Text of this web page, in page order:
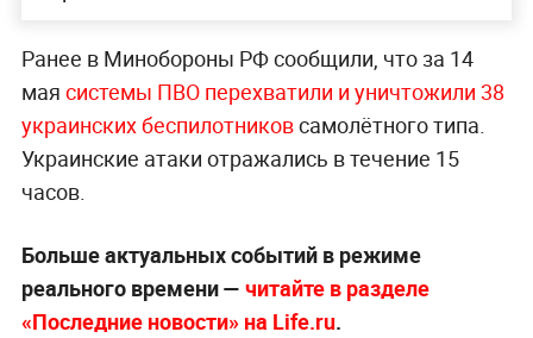
Ранее в Минобороны РФ сообщили, что за 14
мая системы ПВО перехватили и уничтожили 38
украинских беспилотниковсамолётного типа.
Украинские атаки отражались в течение 15
часов.
Больше актуальных событий в режиме
реального времени — читайте в разделе
«Последние новости» на Life.ru.